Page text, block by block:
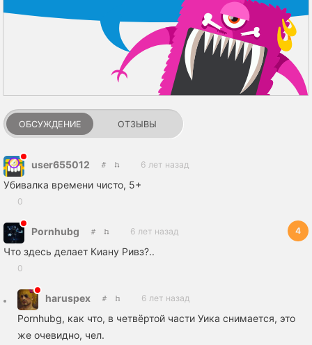
ОБСУЖДЕНИЕ ОТЗЫВЫ
user655012 6 лет назад
Убивалка времени чисто, 5+
0
Pornhubg 6 лет назад 4
Что здесь делает Киану Ривз?..
0
haruspex 6 лет назад
Pornhubg, как что, в четвёртой части Уика снимается, это
же очевидно, чел.